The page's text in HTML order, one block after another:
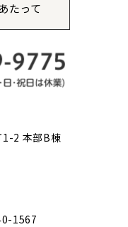
たって
1-2 本部B棟
1567